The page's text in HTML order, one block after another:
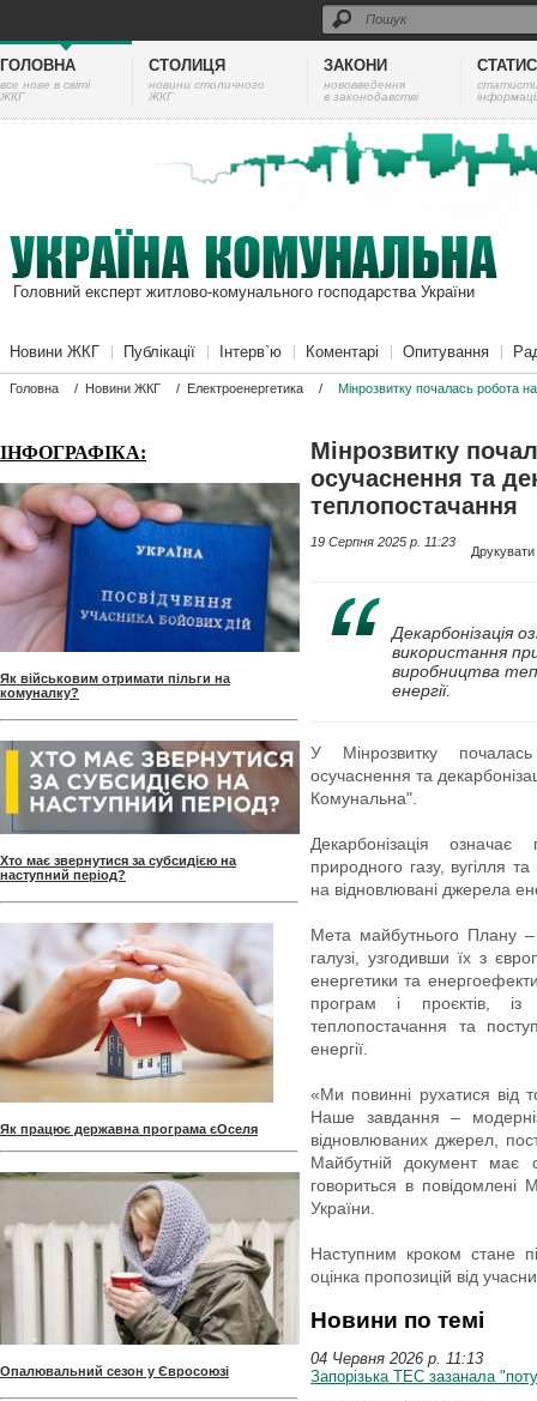
ГОЛОВНА
все нове в світі
ЖКГ
СТОЛИЦЯ
новини столичного
ЖКГ
ЗАКОНИ
нововведення
в законодавстві
Головний експерт житлово-комунального господарства України
Новини ЖКГ Публікації Інтерв`ю Коментарі Опитування
Головна / Новини ЖКГ / Електроенергетика / Мінрозвитку почалась робота
ІНФОГРАФІКА:
Як військовим отримати пільги на
комуналку?
Хто має звернутися за субсидією на
наступний період?
Як працює державна програма єОселя
Опалювальний сезон у Євросоюзі
Мінрозвитку
осучаснення та
теплопостачання
19 Серпня 2025 p. 11:23
Друкувати
Декарбонізація
використання
виробництва
енергії.
У Мінрозвитку
осучаснення та
Комунальна".
Декарбонізація
природного газу, вугілля
на відновлювані джерела
Мета майбутнього Плану –
галузі, узгодивши їх з
енергетики та
програм і проєктів, із
теплопостачання та
енергії.
«Ми повинні рухатися від
Наше завдання –
відновлюваних джерел,
Майбутній документ має
говориться в повідомлені
України.
Наступним кроком стане
оцінка пропозицій від
Новини по темі
04 Червня 2026 p. 11:13
Запорізька ТЕС зазанала